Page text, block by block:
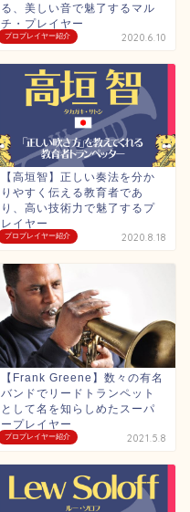
プロプレイヤー紹介
る、美しい音で魅了するマル
チ・プレイヤー
2020.6.10
プロプレイヤー紹介
【高垣智】正しい奏法を分か
りやすく伝える教育者であ
り、高い技術力で魅了するプ
レイヤー
2020.8.18
プロプレイヤー紹介
【Frank Greene】数々の有名
バンドでリードトランペット
として名を知らしめたスーパ
ープレイヤー
2021.5.8